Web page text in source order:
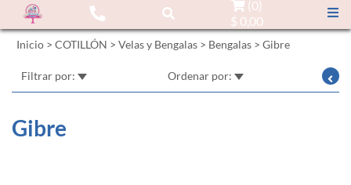
(0)
$ 0,00
Inicio > COTILLÓN > Velas y Bengalas > Bengalas > Gibre
Filtrar por: Ordenar por:
Gibre